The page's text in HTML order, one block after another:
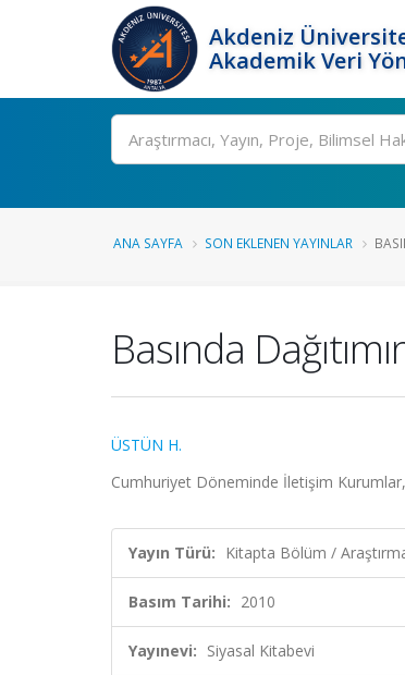
Akdeniz
Akademik Veri
Ara
ANA SAYFA SON EKLENEN YAYINLAR
Basında
ÜSTÜN H.
Cumhuriyet Döneminde İletişim
Yayın Türü: Kitapta Bölüm /
Basım Tarihi: 2010
Yayınevi: Siyasal Kitabevi